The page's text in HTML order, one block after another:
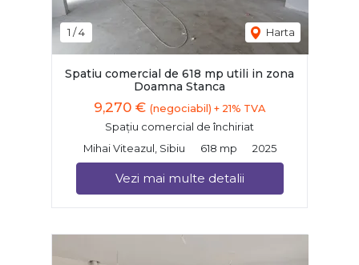
1 /4 Harta
Spatiu comercial de 618 mp utili in zona
Doamna Stanca
9,270 € (negociabil) + 21% TVA
Spațiu comercial de închiriat
Mihai Viteazul, Sibiu
618 mp 2025
Vezi mai multe detalii